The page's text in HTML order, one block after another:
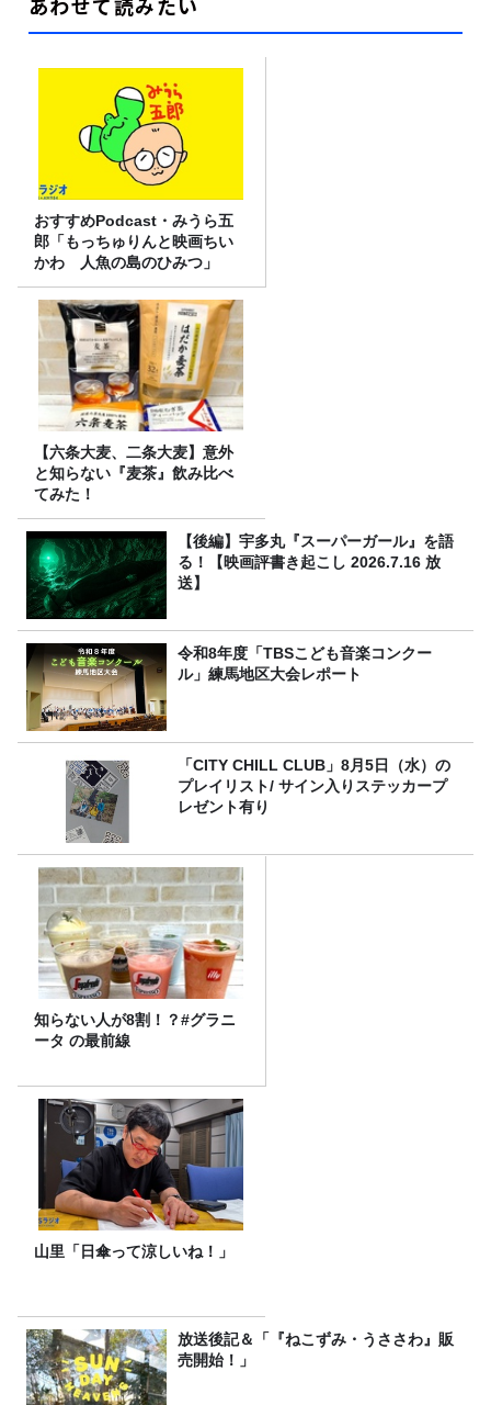
おすすめPodcast・みうら五
郎「もっちゅりんと映画ちい
かわ 人魚の島のひみつ」
【六条大麦、二条大麦】意外
と知らない『麦茶』飲み比べ
てみた！
【後編】宇多丸『スーパーガール』を語
る！【映画評書き起こし 2026.7.16 放
送】
令和8年度「TBSこども音楽コンクー
ル」練馬地区大会レポート
「CITY CHILL CLUB」8月5日（水）の
プレイリスト/ サイン入りステッカープ
レゼント有り
知らない人が8割！？#グラニ
ータ の最前線
山里「日傘って涼しいね！」
放送後記＆「『ねこずみ・うささわ』販
売開始！」